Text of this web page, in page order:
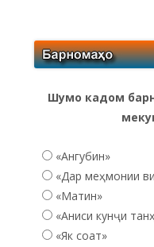
Шумо кадом
«Ангубин»
«Дар меҳмонии
«Матин»
«Аниси кунҷи
«Як соат»